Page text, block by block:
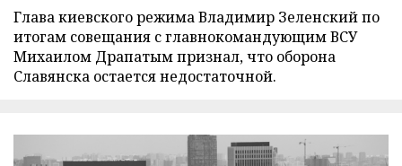
Глава киевского режима Владимир Зеленский по
итогам совещания с главнокомандующим ВСУ
Михаилом Драпатым признал, что оборона
Славянска остается недостаточной.